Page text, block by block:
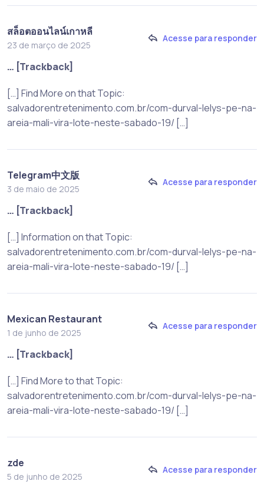
สล็อตออนไลน์เกาหลี
23 de março de 2025
Acesse para responder
… [Trackback]
[…] Find More on that Topic:
salvadorentretenimento.com.br/com-durval-lelys-pe-na-
areia-mali-vira-lote-neste-sabado-19/ […]
Telegram中文版
3 de maio de 2025
Acesse para responder
… [Trackback]
[…] Information on that Topic:
salvadorentretenimento.com.br/com-durval-lelys-pe-na-
areia-mali-vira-lote-neste-sabado-19/ […]
Mexican Restaurant
1 de junho de 2025
Acesse para responder
… [Trackback]
[…] Find More to that Topic:
salvadorentretenimento.com.br/com-durval-lelys-pe-na-
areia-mali-vira-lote-neste-sabado-19/ […]
zde
5 de junho de 2025
Acesse para responder